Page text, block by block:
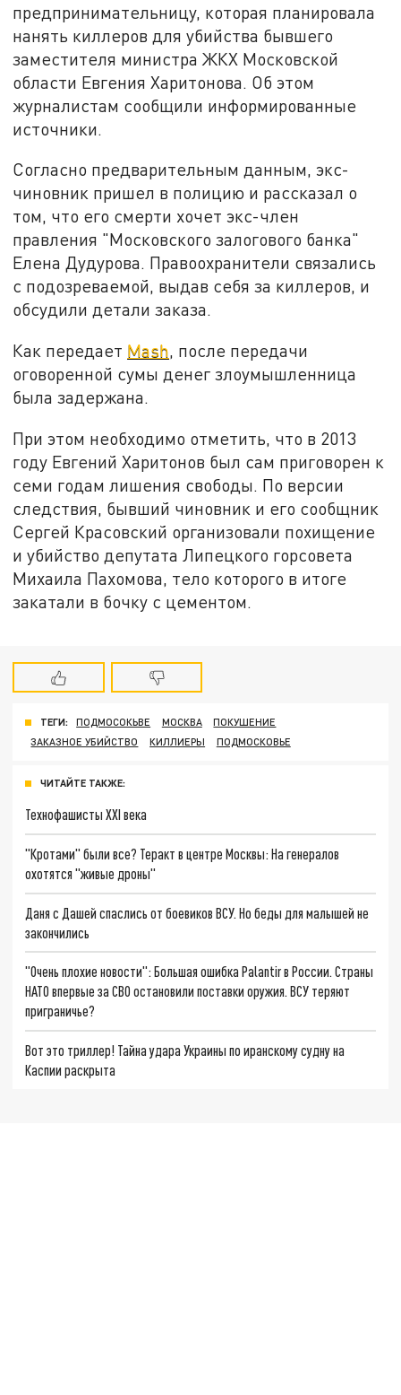
предпринимательницу, которая планировала
нанять киллеров для убийства бывшего
заместителя министра ЖКХ Московской
области Евгения Харитонова. Об этом
журналистам сообщили информированные
источники.
Согласно предварительным данным, экс-
чиновник пришел в полицию и рассказал о
том, что его смерти хочет экс-член
правления "Московского залогового банка"
Елена Дудурова. Правоохранители связались
с подозреваемой, выдав себя за киллеров, и
обсудили детали заказа.
Как передает Mash, после передачи
оговоренной сумы денег злоумышленница
была задержана.
При этом необходимо отметить, что в 2013
году Евгений Харитонов был сам приговорен к
семи годам лишения свободы. По версии
следствия, бывший чиновник и его сообщник
Сергей Красовский организовали похищение
и убийство депутата Липецкого горсовета
Михаила Пахомова, тело которого в итоге
закатали в бочку с цементом.
ТЕГИ: ПОДМОСОКЬВЕ МОСКВА
ПОКУШЕНИЕ
ЗАКАЗНОЕ УБИЙСТВО
КИЛЛИЕРЫ ПОДМОСКОВЬЕ
ЧИТАЙТЕ ТАКЖЕ:
Технофашисты XXI века
"Кротами" были все? Теракт в центре Москвы: На генералов
охотятся "живые дроны"
Даня с Дашей спаслись от боевиков ВСУ. Но беды для малышей не
закончились
"Очень плохие новости": Большая ошибка Palantir в России. Страны
НАТО впервые за СВО остановили поставки оружия. ВСУ теряют
приграничье?
Вот это триллер! Тайна удара Украины по иранскому судну на
Каспии раскрыта